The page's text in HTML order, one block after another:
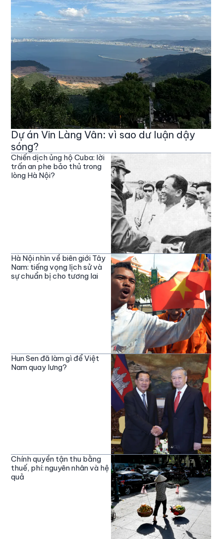
Dự án Vin Làng Vân: vì sao dư luận dậy
sóng?
Chiến dịch ủng hộ Cuba: lời
trấn an phe bảo thủ trong
lòng Hà Nội?
Hà Nội nhìn về biên giới Tây
Nam: tiếng vọng lịch sử và
sự chuẩn bị cho tương lai
Hun Sen đã làm gì để Việt
Nam quay lưng?
Chính quyền tận thu bằng
thuế, phí: nguyên nhân và hệ
quả